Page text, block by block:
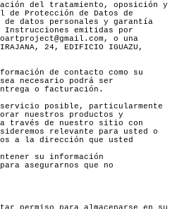
del tratamiento, oposición y
Protección de Datos de
datos personales y garantía
Instrucciones emitidas por
o una
24, EDIFICIO IGUAZU,
de contacto como su
necesario podrá ser
o facturación.
posible, particularmente
nuestros productos y
a través de nuestro sitio con
relevante para usted o
a la dirección que usted
su información
asegurarnos que no